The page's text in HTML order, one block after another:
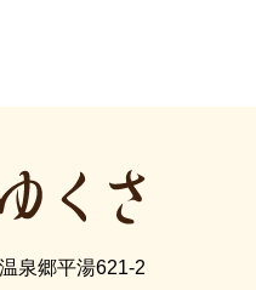
泉郷平湯621-2